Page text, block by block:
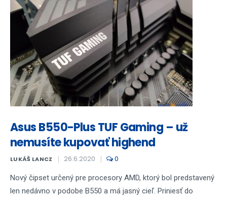
Asus B550-Plus TUF Gaming – už
nemusíte kupovať highend
LUKÁŠ LANCZ 26.6.2020 0
Nový čipset určený pre procesory AMD, ktorý bol predstavený
len nedávno v podobe B550 a má jasný cieľ. Priniesť do